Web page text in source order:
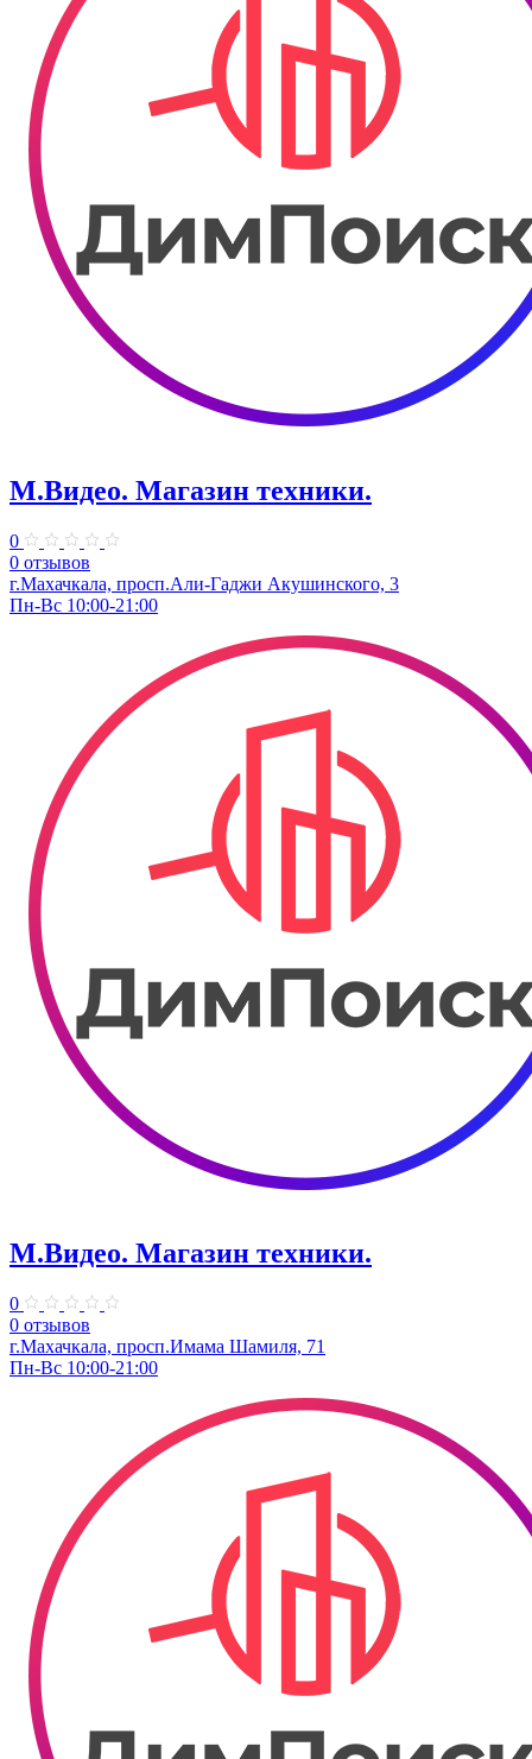
М.Видео. Магазин техники.
0
0 отзывов
г.Махачкала, просп.Али-Гаджи Акушинского, 3
Пн-Вс 10:00-21:00
М.Видео. Магазин техники.
0
0 отзывов
г.Махачкала, просп.Имама Шамиля, 71
Пн-Вс 10:00-21:00